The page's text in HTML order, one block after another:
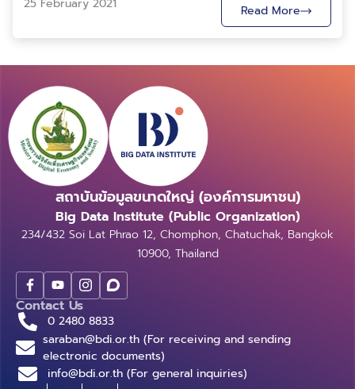
25 February 2021 Read More
สถาบันข้อมูลขนาดใหญ่ (องค์การมหาชน)
Big Data Institute (Public Organization)
234/432 Soi Lat Phrao 12, Chomphon, Chatuchak, Bangkok
10900, Thailand
Contact Us
0 2480 8833
saraban@bdi.or.th (For receiving and sending
electronic documents)
info@bdi.or.th (For general inquiries)